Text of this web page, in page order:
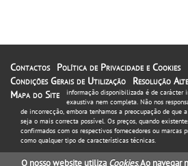
Contactos
Política de Privacidade e Cookies
Condições Gerais de Utilização
Resolução
Mapa do Site
informação disponibilizada é de carácter
exaustiva nem completa. Não nos
de incorrecção, embora tenhamos a preocupação de que
seja o mais correcta possível. Os preços, quando
confirmados com os respectivos fornecedores ou marcas
como qualquer tipo de características técnicas.
O nosso website utiliza Cookies. Ao navegar